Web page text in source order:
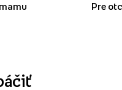
Pre